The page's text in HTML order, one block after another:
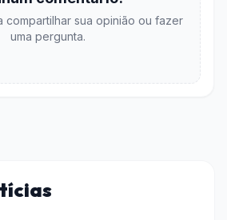
compartilhar sua opinião ou fazer
uma pergunta.